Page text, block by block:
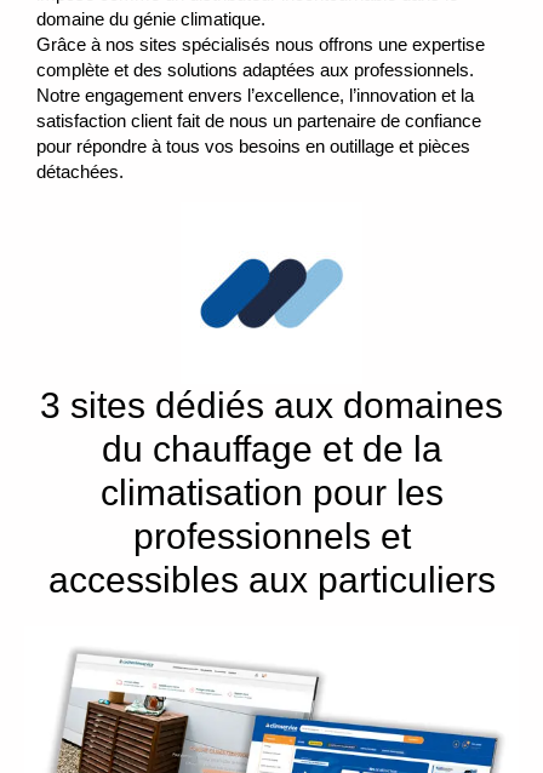
domaine du génie climatique.
Grâce à nos sites spécialisés nous offrons une expertise
complète et des solutions adaptées aux professionnels.
Notre engagement envers l’excellence, l’innovation et la
satisfaction client fait de nous un partenaire de confiance
pour répondre à tous vos besoins en outillage et pièces
détachées.
3 sites dédiés aux domaines
du chauffage et de la
climatisation pour les
professionnels et
accessibles aux particuliers